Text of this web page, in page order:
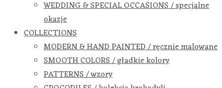
WEDDING & SPECIAL OCCASIONS / specjalne
okazje
COLLECTIONS
MODERN & HAND PAINTED / ręcznie malowane
SMOOTH COLORS / gładkie kolory
PATTERNS / wzory